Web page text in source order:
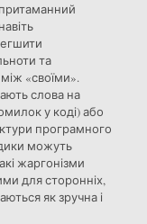
та
«своїми».
слова на
у коді) або
програмного
можуть
жаргонізми
для сторонніх,
як зручна і